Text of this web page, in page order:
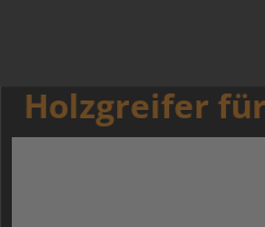
Holzgreifer